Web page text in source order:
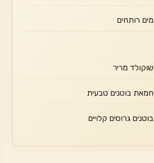
מים רותחים
שוקולד מריר
חמאת בוטנים טבעית
בוטנים גרוסים קלויים